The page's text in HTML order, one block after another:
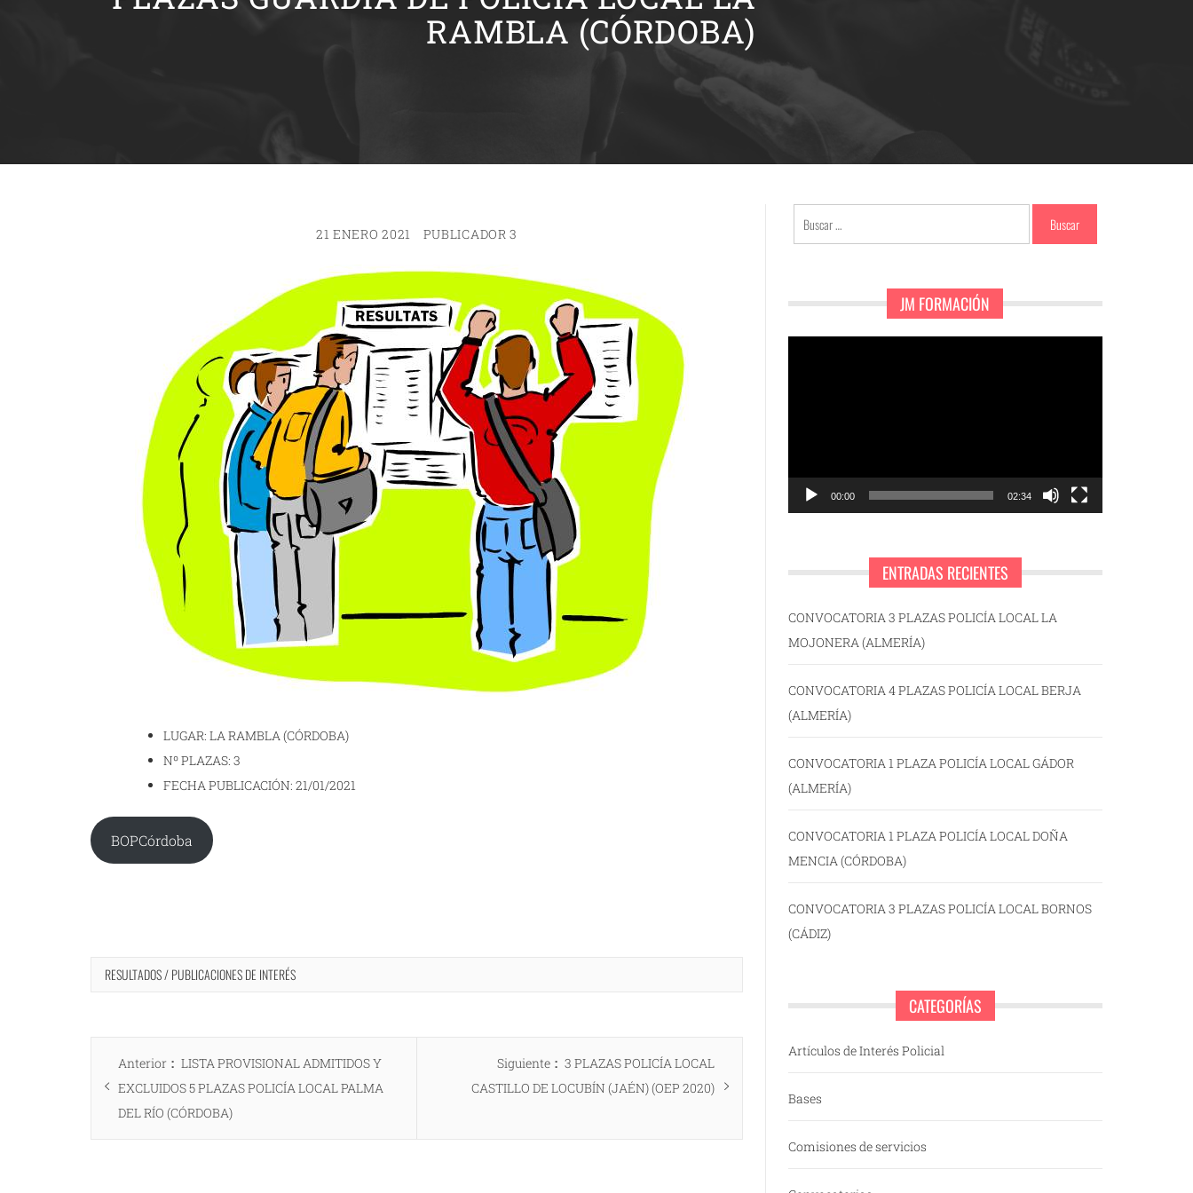
RAMBLA (CÓRDOBA)
21 ENERO 2021 PUBLICADOR 3
LUGAR: LA RAMBLA (CÓRDOBA)
Nº PLAZAS: 3
FECHA PUBLICACIÓN: 21/01/2021
BOPCórdoba
RESULTADOS / PUBLICACIONES DE INTERÉS
Navegación
de
entradas
Anterior
Entrada
anterior:
LISTA PROVISIONAL ADMITIDOS Y
EXCLUIDOS 5 PLAZAS POLICÍA LOCAL PALMA
DEL RÍO (CÓRDOBA)
Siguiente
Entrada
siguiente:
3 PLAZAS POLICÍA LOCAL
CASTILLO DE LOCUBÍN (JAÉN) (OEP 2020)
Buscar:
JM FORMACIÓN
00:00 02:34
ENTRADAS RECIENTES
CONVOCATORIA 3 PLAZAS POLICÍA LOCAL LA
MOJONERA (ALMERÍA)
CONVOCATORIA 4 PLAZAS POLICÍA LOCAL BERJA
(ALMERÍA)
CONVOCATORIA 1 PLAZA POLICÍA LOCAL GÁDOR
(ALMERÍA)
CONVOCATORIA 1 PLAZA POLICÍA LOCAL DOÑA
MENCIA (CÓRDOBA)
CONVOCATORIA 3 PLAZAS POLICÍA LOCAL BORNOS
(CÁDIZ)
CATEGORÍAS
Artículos de Interés Policial
Bases
Comisiones de servicios